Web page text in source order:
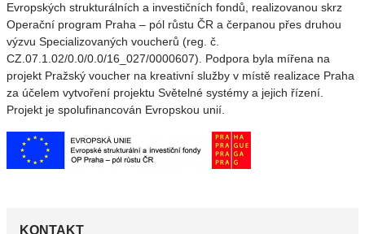
Evropských strukturálních a investičních fondů, realizovanou skrz
Operační program Praha – pól růstu ČR a čerpanou přes druhou
výzvu Specializovaných voucherů (reg. č.
CZ.07.1.02/0.0/0.0/16_027/0000607). Podpora byla mířena na
projekt Pražský voucher na kreativní služby v místě realizace Praha
za účelem vytvoření projektu Světelné systémy a jejich řízení.
Projekt je spolufinancován Evropskou unií.
KONTAKT